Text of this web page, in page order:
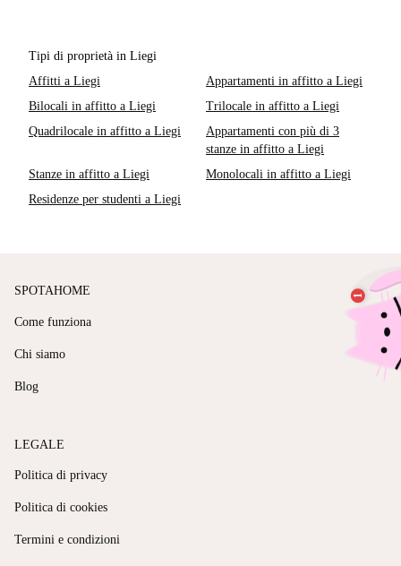
Tipi di proprietà in Liegi
Affitti a Liegi
Appartamenti in affitto a Liegi
Bilocali in affitto a Liegi
Trilocale in affitto a Liegi
Quadrilocale in affitto a Liegi
Appartamenti con più di 3
stanze in affitto a Liegi
Stanze in affitto a Liegi
Monolocali in affitto a Liegi
Residenze per studenti a Liegi
SPOTAHOME
Come funziona
Chi siamo
Blog
LEGALE
Politica di privacy
Politica di cookies
Termini e condizioni